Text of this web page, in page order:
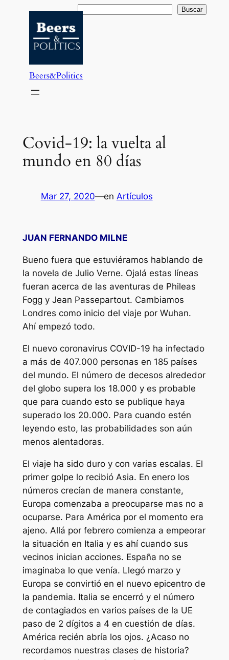
contenido
Buscar Buscar
Beers&Politics
Covid-19: la vuelta al
mundo en 80 días
Mar 27, 2020—en Artículos
JUAN FERNANDO MILNE
Bueno fuera que estuviéramos hablando de
la novela de Julio Verne. Ojalá estas líneas
fueran acerca de las aventuras de Phileas
Fogg y Jean Passepartout. Cambiamos
Londres como inicio del viaje por Wuhan.
Ahí empezó todo.
El nuevo coronavirus COVID-19 ha infectado
a más de 407.000 personas en 185 países
del mundo. El número de decesos alrededor
del globo supera los 18.000 y es probable
que para cuando esto se publique haya
superado los 20.000. Para cuando estén
leyendo esto, las probabilidades son aún
menos alentadoras.
El viaje ha sido duro y con varias escalas. El
primer golpe lo recibió Asia. En enero los
números crecían de manera constante,
Europa comenzaba a preocuparse mas no a
ocuparse. Para América por el momento era
ajeno. Allá por febrero comienza a empeorar
la situación en Italia y es ahí cuando sus
vecinos inician acciones. España no se
imaginaba lo que venía. Llegó marzo y
Europa se convirtió en el nuevo epicentro de
la pandemia. Italia se encerró y el número
de contagiados en varios países de la UE
paso de 2 dígitos a 4 en cuestión de días.
América recién abría los ojos. ¿Acaso no
recordamos nuestras clases de historia?